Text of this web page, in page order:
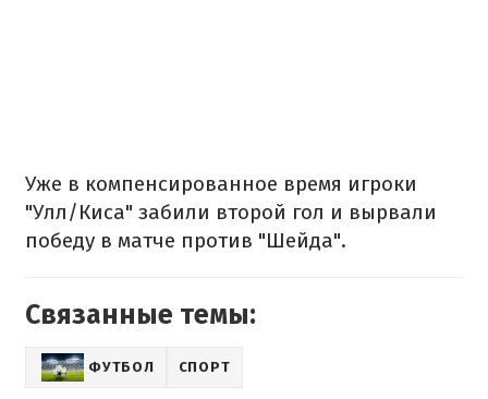
Уже в компенсированное время игроки
"Улл/Киса" забили второй гол и вырвали
победу в матче против "Шейда".
Связанные темы:
ФУТБОЛ СПОРТ